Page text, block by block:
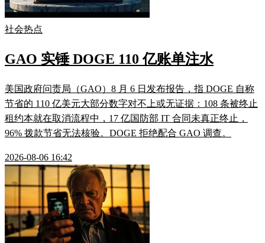
社会热点
GAO 实锤 DOGE 110 亿账单注水
美国政府问责局（GAO）8 月 6 日发布报告，指 DOGE 自称
节省的 110 亿美元大部分数字对不上或无证据：108 条被终止
租约本就在取消流程中，17 亿国防部 IT 合同未真正终止，
96% 拨款节省无法核验。DOGE 拒绝配合 GAO 调查。
2026-08-06 16:42